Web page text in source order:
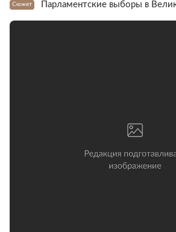
Сюжет Парламентские выборы в